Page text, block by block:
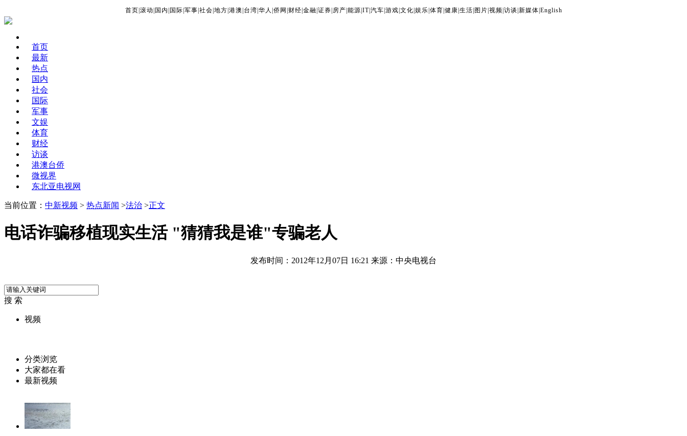
首页 滚动 国内 国际 军事 社会 地方 港澳 台湾 华人 侨网 财经 金融 证券 房产 能源 IT| 汽车 游戏 文化 娱乐 体育 健康 生活 图片 视频 访谈 新媒体 English
首页
最新
热点
国内
社会
国际
军事
文娱
体育
财经
访谈
港澳台侨
微视界
东北亚电视网
当前位置： 中新视频 > 热点新闻 >法治 >正文
电话诈骗移植现实生活 "猜猜我是谁"专骗老人
发布时间：2012年12月07日 16:21 来源：中央电视台
搜 索
视频
分类浏览
大家都在看
最新视频